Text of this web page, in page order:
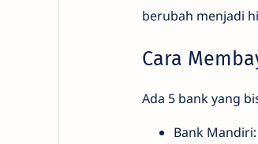
berubah menjadi
Cara
Ada 5 bank yang
Bank